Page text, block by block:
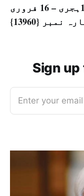
جمعرات 20 جمادی الاول 1438ہجری – 16 فروری
Sign
Enter your email